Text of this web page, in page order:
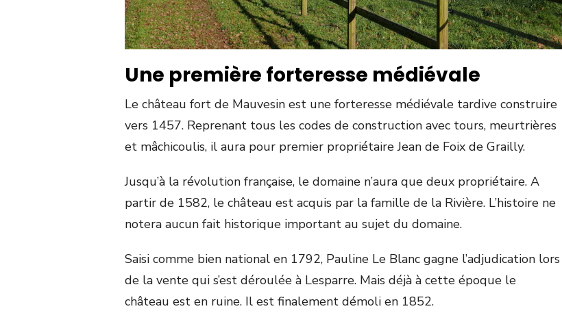
Une première forteresse médiévale
Le château fort de Mauvesin est une forteresse médiévale tardive construire
vers 1457. Reprenant tous les codes de construction avec tours, meurtrières
et mâchicoulis, il aura pour premier propriétaire Jean de Foix de Grailly.
Jusqu’à la révolution française, le domaine n’aura que deux propriétaire. A
partir de 1582, le château est acquis par la famille de la Rivière. L’histoire ne
notera aucun fait historique important au sujet du domaine.
Saisi comme bien national en 1792, Pauline Le Blanc gagne l’adjudication lors
de la vente qui s’est déroulée à Lesparre. Mais déjà à cette époque le
château est en ruine. Il est finalement démoli en 1852.